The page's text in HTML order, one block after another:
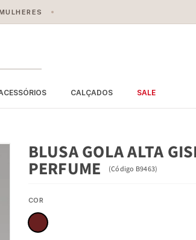
CALÇADOS SALE
BLUSA GOLA ALTA
PERFUME (Código B9463)
COR